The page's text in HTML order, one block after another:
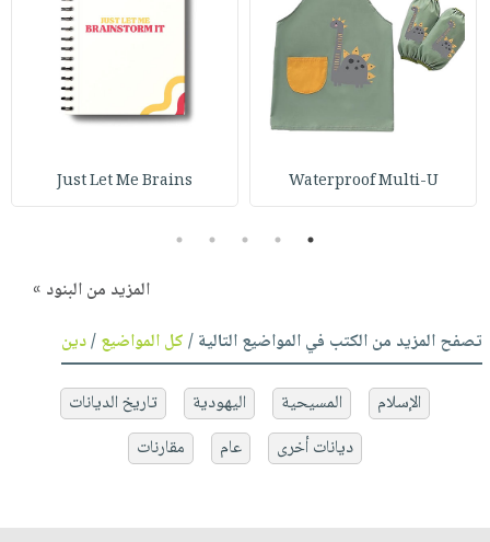
Waterproof Multi-U
Just Let Me Brains
1
2
3
4
5
المزيد من البنود »
تصفح المزيد من الكتب في المواضيع التالية /كل المواضيع/دين
الإسلام المسيحية اليهودية
تاريخ الديانات
ديانات أخرى
عام مقارنات